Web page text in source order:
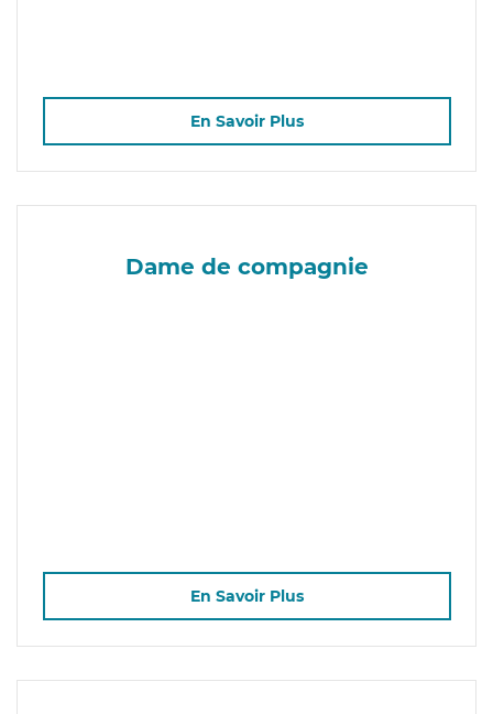
En Savoir Plus
Dame de compagnie
En Savoir Plus